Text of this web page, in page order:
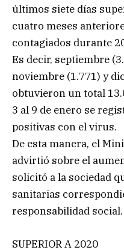
últimos siete días
cuatro meses
contagiados durante
Es decir, septiembre
noviembre (1.771) y
obtuvieron un total
3 al 9 de enero se
positivas con el virus.
De esta manera, el
advirtió sobre el
solicitó a la sociedad
sanitarias
responsabilidad social.
SUPERIOR A 2020